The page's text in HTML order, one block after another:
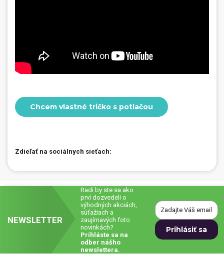
Chcem vlastné tričko s potlačou
Zdieľať na sociálnych sieťach:
NEWSLETTER
Radi by ste sa ako
prví dozvedeli o
výhodných akciách,
súťažiach a
zaujímavých foto
novinkách?
Prihláste sa na
odber nášho
newslettera.